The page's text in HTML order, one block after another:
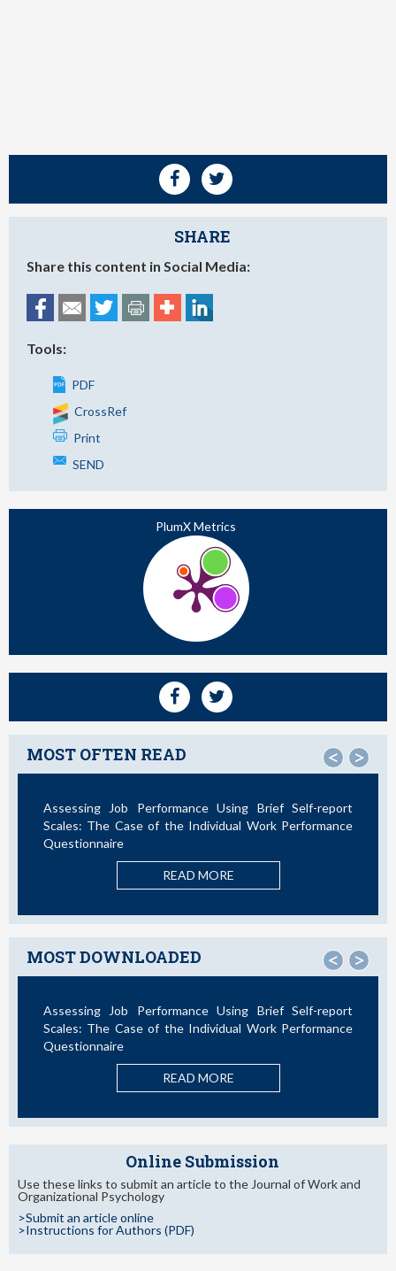
SHARE
Share this content in Social Media:
Tools:
PDF
CrossRef
Print
SEND
PlumX Metrics
MOST OFTEN READ < >
Using Brief Self-report
Work Performance
Not All Telework is Valuable
MOST DOWNLOADED < >
Using Brief Self-report
Work Performance
La Teoría de las Demandas y
Nuevos Desarrollos en la Última
Online Submission
Use these links to submit an article to the Journal of Work and
Organizational Psychology
>Submit an article online
>Instructions for Authors (PDF)